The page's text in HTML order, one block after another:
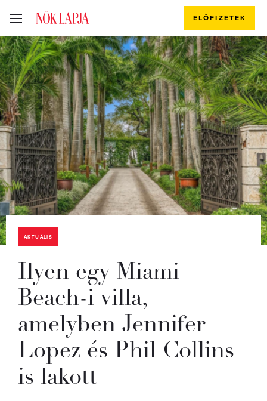
ELŐFIZETEK
AKTUÁLIS
Ilyen egy Miami
Beach-i villa,
amelyben Jennifer
Lopez és Phil Collins
is lakott